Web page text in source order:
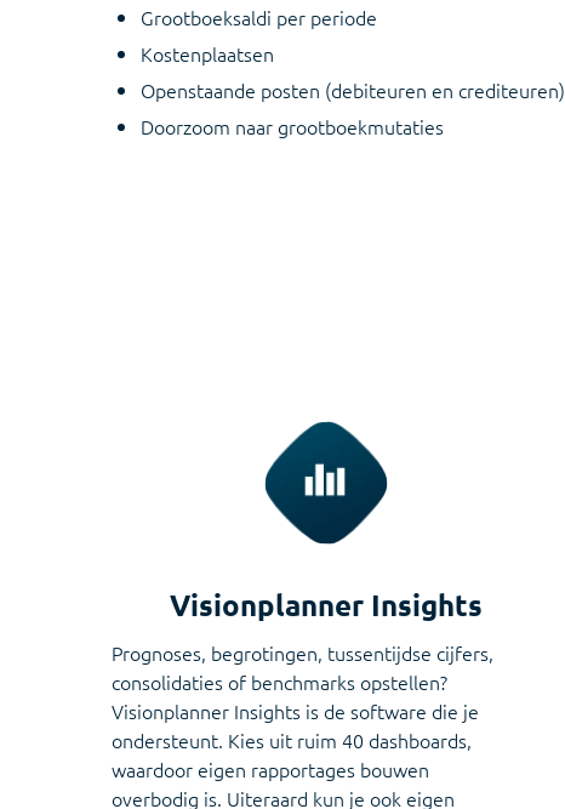
Grootboeksaldi per periode
Kostenplaatsen
Openstaande posten (debiteuren en crediteuren)
Doorzoom naar grootboekmutaties
Visionplanner Insights
Prognoses, begrotingen, tussentijdse cijfers,
consolidaties of benchmarks opstellen?
Visionplanner Insights is de software die je
ondersteunt. Kies uit ruim 40 dashboards,
waardoor eigen rapportages bouwen
overbodig is. Uiteraard kun je ook eigen